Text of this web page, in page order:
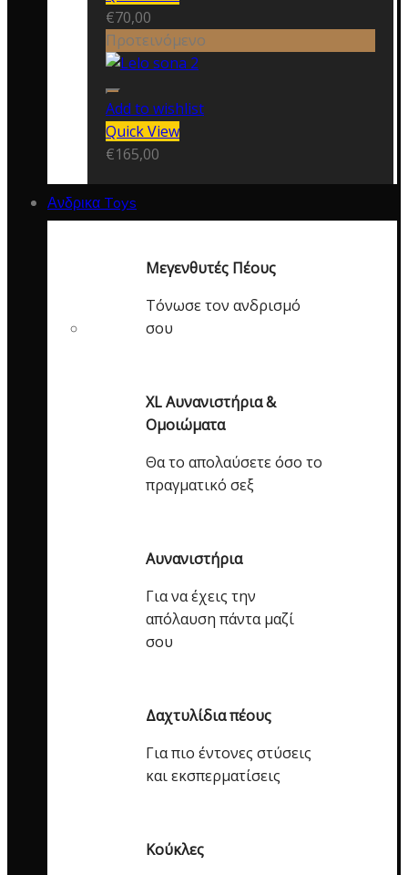
€70,00
Προτεινόμενο
Add to wishlist
Quick View
€165,00
Ανδρικα Toys
Μεγενθυτές Πέους
Τόνωσε τον ανδρισμό
σου
XL Αυνανιστήρια &
Ομοιώματα
Θα το απολαύσετε όσο το
πραγματικό σεξ
Αυνανιστήρια
Για να έχεις την
απόλαυση πάντα μαζί
σου
Δαχτυλίδια πέους
Για πιο έντονες στύσεις
και εκσπερματίσεις
Κούκλες